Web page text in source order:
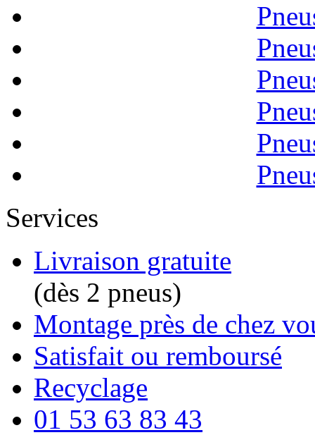
Services
Livraison gratuite
(dès 2 pneus)
Montage près de chez
Satisfait ou remboursé
Recyclage
01 53 63 83 43